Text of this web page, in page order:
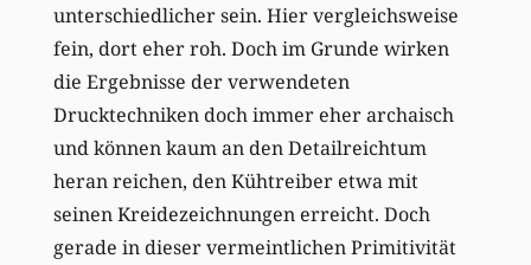
unterschiedlicher sein. Hier vergleichsweise
fein, dort eher roh. Doch im Grunde wirken
die Ergebnisse der verwendeten
Drucktechniken doch immer eher archaisch
und können kaum an den Detailreichtum
heran reichen, den Kühtreiber etwa mit
seinen Kreidezeichnungen erreicht. Doch
gerade in dieser vermeintlichen Primitivität